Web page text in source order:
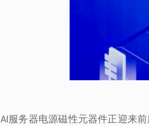
AI服务器电源磁性元器件正迎来